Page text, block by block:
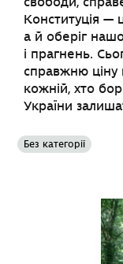
Конституція
а й оберіг
і прагнень.
справжню ціну
кожній, хто
України
Без категорії